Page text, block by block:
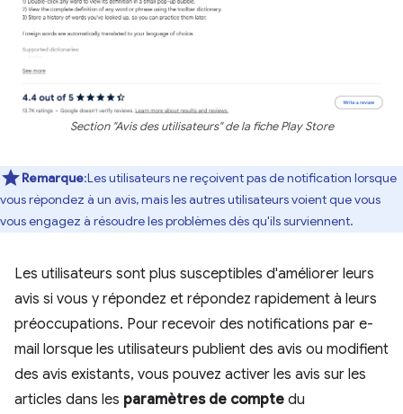
Section "Avis des utilisateurs" de la fiche Play Store
Remarque:Les utilisateurs ne reçoivent pas de notification lorsque
vous répondez à un avis, mais les autres utilisateurs voient que vous
vous engagez à résoudre les problèmes dès qu'ils surviennent.
Les utilisateurs sont plus susceptibles d'améliorer leurs
avis si vous y répondez et répondez rapidement à leurs
préoccupations. Pour recevoir des notifications par e-
mail lorsque les utilisateurs publient des avis ou modifient
des avis existants, vous pouvez activer les avis sur les
articles dans les paramètres de compte du